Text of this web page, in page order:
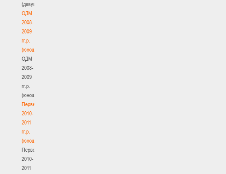
(девушки)
ОДМ
2008-
2009
гг.р.
(юноши)
ОДМ
2008-
2009
гг.р.
(юноши)
Первенство
2010-
2011
гг.р.
(юноши)
Первенство
2010-
2011